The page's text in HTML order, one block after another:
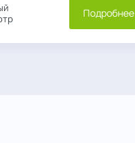
Подробнее